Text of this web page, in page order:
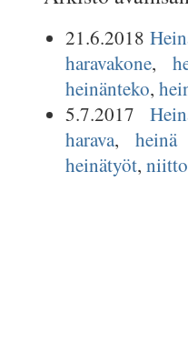
21.6.2018
haravakone,
heinänteko,
5.7.2017
harava,
heinätyöt,